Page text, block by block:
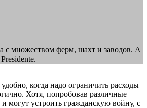
с множеством ферм, шахт и заводов. А
когда надо ограничить расходы
Хотя, попробовав различные
могут устроить гражданскую войну, с